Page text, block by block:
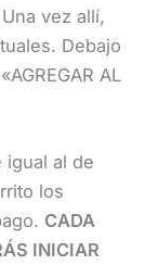
vez allí,
Debajo
AL
igual al de
los
CADA
INICIAR